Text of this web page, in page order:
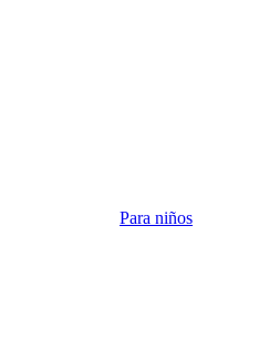
Para niños